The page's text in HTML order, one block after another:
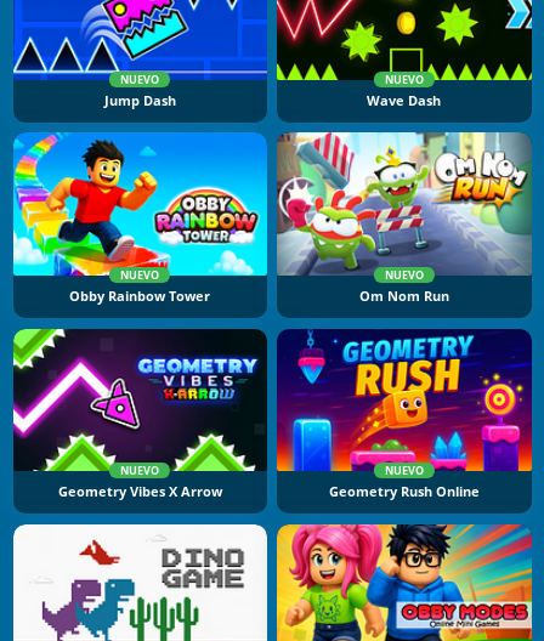
NUEVO
Jump Dash
NUEVO
Wave Dash
NUEVO
Obby Rainbow Tower
NUEVO
Om Nom Run
NUEVO
Geometry Vibes X Arrow
NUEVO
Geometry Rush Online